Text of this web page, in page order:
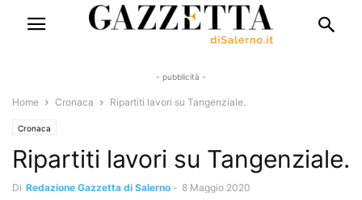
- pubblicità -
Home Cronaca Ripartiti lavori su Tangenziale.
Cronaca
Ripartiti lavori su Tangenziale.
Di Redazione Gazzetta di Salerno - 8 Maggio 2020